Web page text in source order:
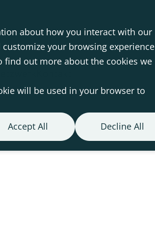
about how you interact with our
your browsing experience
out more about the cookies we
will be used in your browser to
Accept All Decline All